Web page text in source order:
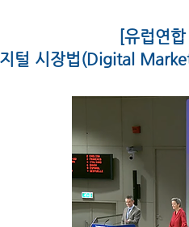
[유럽연
털 시장법(Digital